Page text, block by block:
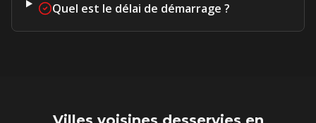
Quel est le délai de démarrage ?